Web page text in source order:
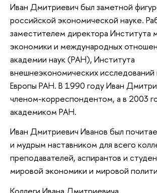
Иван Дмитриевич был заметной
российской экономической науке.
заместителем директора Института
экономики и международных
академии наук (РАН), Института
внешнеэкономических исследований
Европы РАН. В 1990 году Иван
членом-корреспондентом, а в 2003
академиком РАН.
Иван Дмитриевич Иванов был
и мудрым наставником для всего
преподавателей, аспирантов и
мировой экономики и мировой